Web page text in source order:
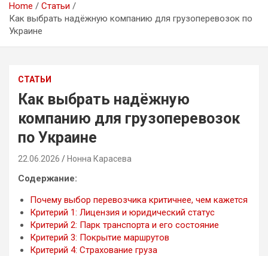
Home
Статьи
Как выбрать надёжную компанию для грузоперевозок по
Украине
СТАТЬИ
Как выбрать надёжную
компанию для грузоперевозок
по Украине
22.06.2026 Нонна Карасева
Содержание:
Почему выбор перевозчика критичнее, чем кажется
Критерий 1: Лицензия и юридический статус
Критерий 2: Парк транспорта и его состояние
Критерий 3: Покрытие маршрутов
Критерий 4: Страхование груза